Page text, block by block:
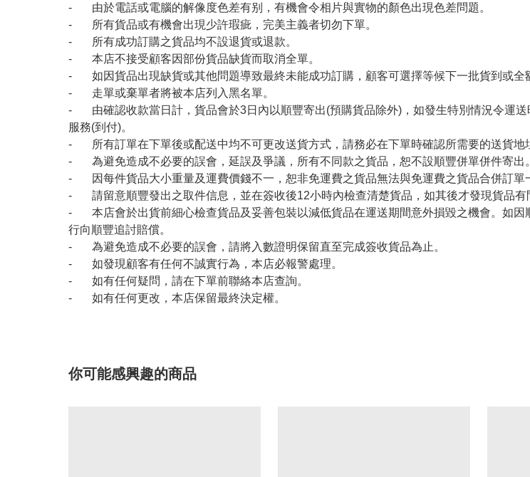
- 由於電話或電腦的解像度色差有别，有機會令相片與實物的顏色出現色差問題。
- 所有貨品或有機會出現少許瑕疵，完美主義者切勿下單。
- 所有成功訂購之貨品均不設退貨或退款。
- 本店不接受顧客因部份貨品缺貨而取消全單。
- 如因貨品出現缺貨或其他問題導致最終未能成功訂購，顧客可選擇等候下一批貨到或全
- 走單或棄單者將被本店列入黑名單。
- 由確認收款當日計，貨品會於3日內以順豐寄出(預購貨品除外)，如發生特別情況令運送
服務(到付)。
- 所有訂單在下單後或配送中均不可更改送貨方式，請務必在下單時確認所需要的送貨地
- 為避免造成不必要的誤會，延誤及爭議，所有不同款之貨品，恕不設順豐併單併件寄出。
- 因每件貨品大小重量及運費價錢不一，恕非免運費之貨品無法與免運費之貨品合併訂單
- 請留意順豐發出之取件信息，並在簽收後12小時內檢查清楚貨品，如其後才發現貨品有
- 本店會於出貨前細心檢查貨品及妥善包裝以減低貨品在運送期間意外損毀之機會。如因
行向順豐追討賠償。
- 為避免造成不必要的誤會，請將入數證明保留直至完成簽收貨品為止。
- 如發現顧客有任何不誠實行為，本店必報警處理。
- 如有任何疑問，請在下單前聯絡本店查詢。
- 如有任何更改，本店保留最終決定權。
你可能感興趣的商品